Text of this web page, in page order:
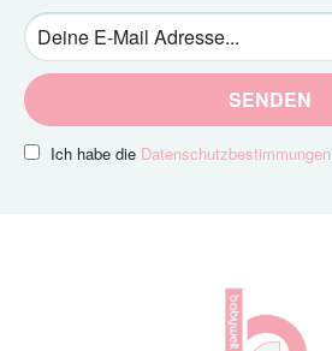
SENDEN
Ich habe die Datenschutzbestimmungen